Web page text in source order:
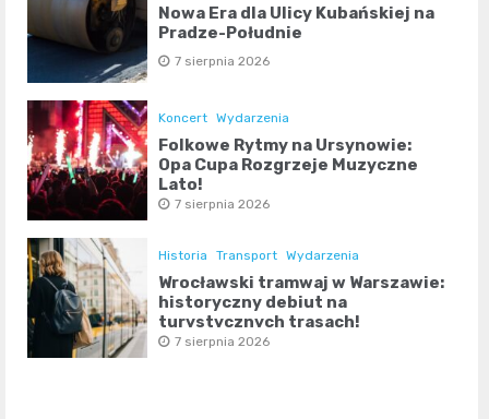
Nowa Era dla Ulicy Kubańskiej na
Pradze-Południe
7 sierpnia 2026
Koncert Wydarzenia
Folkowe Rytmy na Ursynowie:
Opa Cupa Rozgrzeje Muzyczne
Lato!
7 sierpnia 2026
Historia Transport Wydarzenia
Wrocławski tramwaj w Warszawie:
historyczny debiut na
turystycznych trasach!
7 sierpnia 2026